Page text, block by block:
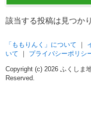
該当する投稿は見つか
「ももりんく」について
いて
プライバシーポリシ
Copyright (c) 2026 ふくしま
Reserved.